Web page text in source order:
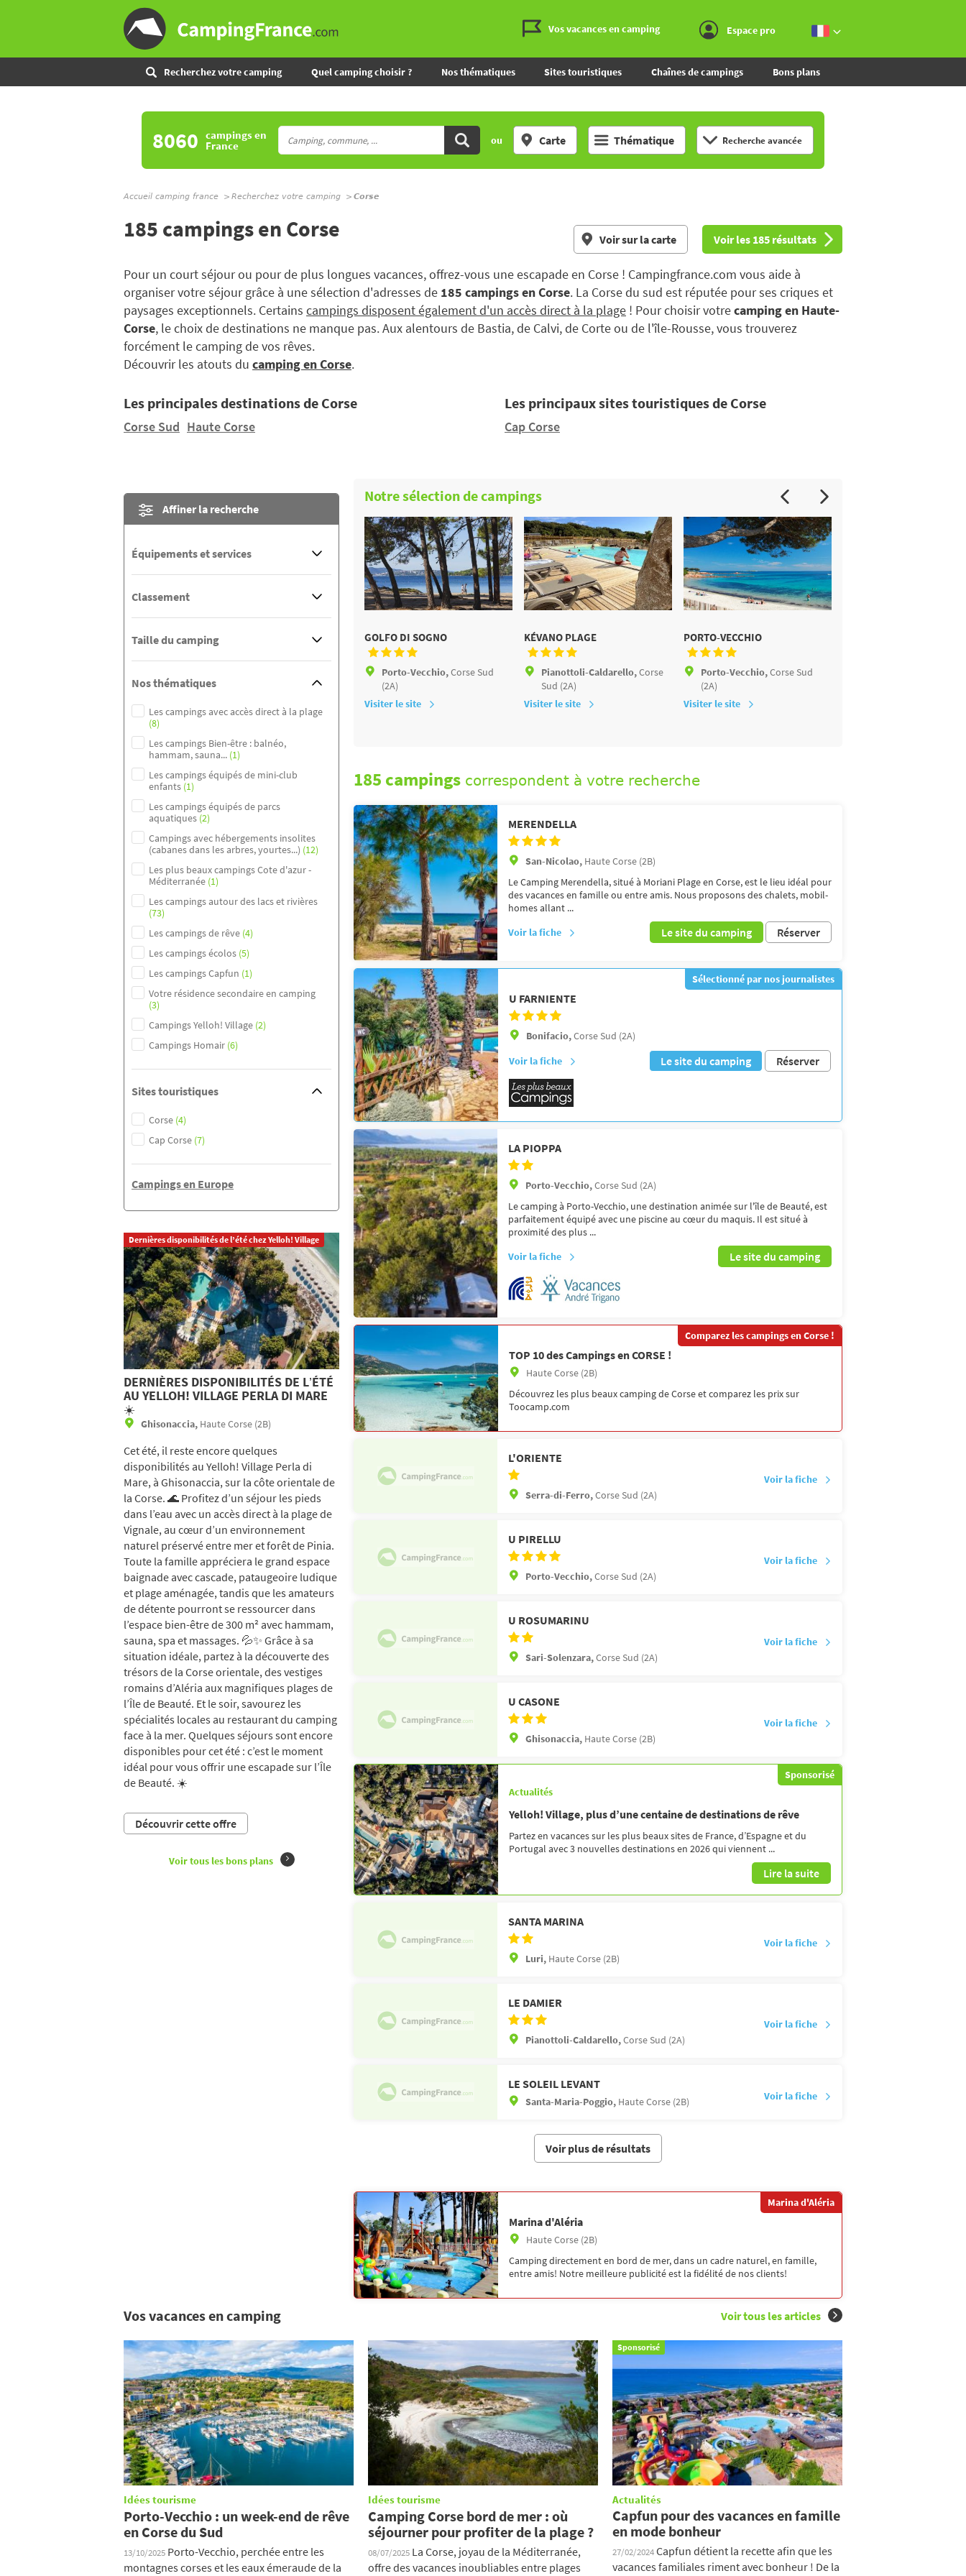
Vos vacances en camping Espace pro
Recherchez votre camping Quel camping choisir ? Nos thématiques Sites touristiques Chaînes de campings Bons plans
8060 campingsen
France ou Carte Thématique Recherche avancée
Accueil camping france Recherchez votre camping Corse
185 campings en Corse Voir sur la carte Voir les 185 résultats
Pour un court séjour ou pour de plus longues vacances, offrez-vous une escapade en Corse ! Campingfrance.com vous aide à
organiser votre séjour grâce à une sélection d'adresses de 185 campings en Corse. La Corse du sud est réputée pour ses criques et
paysages exceptionnels. Certains campings disposent également d'un accès direct à la plage ! Pour choisir votrecamping en Haute-
Corse, le choix de destinations ne manque pas. Aux alentours de Bastia, de Calvi, de Corte ou de l'île-Rousse, vous trouverez
forcément le camping de vos rêves.
Découvrir les atouts du camping en Corse.
Les principales destinations de Corse
Corse Sud Haute Corse
Les principaux sites touristiques de Corse
Cap Corse
Affiner la recherche
Équipements et services
Classement
Taille du camping
Nos thématiques
Les campings avec accès direct à la plage
(8)
Les campings Bien-être : balnéo,
hammam, sauna... (1)
Les campings équipés de mini-club
enfants (1)
Les campings équipés de parcs
aquatiques (2)
Campings avec hébergements insolites
(cabanes dans les arbres, yourtes...) (12)
Les plus beaux campings Cote d'azur -
Méditerranée (1)
Les campings autour des lacs et rivières
(73)
Les campings de rêve (4)
Les campings écolos (5)
Les campings Capfun (1)
Votre résidence secondaire en camping
(3)
Campings Yelloh! Village (2)
Campings Homair (6)
Sites touristiques
Corse (4)
Cap Corse (7)
Campings en Europe
Dernières disponibilités de l’été chez Yelloh! Village
DERNIÈRES DISPONIBILITÉS DE L’ÉTÉ
AU YELLOH! VILLAGE PERLA DI MARE
☀️
Ghisonaccia, Haute Corse (2B)
Cet été, il reste encore quelques
disponibilités au Yelloh! Village Perla di
Mare, à Ghisonaccia, sur la côte orientale de
la Corse. 🌊 Profitez d’un séjour les pieds
dans l’eau avec un accès direct à la plage de
Vignale, au cœur d’un environnement
naturel préservé entre mer et forêt de Pinia.
Toute la famille appréciera le grand espace
baignade avec cascade, pataugeoire ludique
et plage aménagée, tandis que les amateurs
de détente pourront se ressourcer dans
l’espace bien-être de 300 m² avec hammam,
sauna, spa et massages. 💦✨ Grâce à sa
situation idéale, partez à la découverte des
trésors de la Corse orientale, des vestiges
romains d’Aléria aux magnifiques plages de
l’Île de Beauté. Et le soir, savourez les
spécialités locales au restaurant du camping
face à la mer. Quelques séjours sont encore
disponibles pour cet été : c’est le moment
idéal pour vous offrir une escapade sur l’Île
de Beauté. ☀️
Découvrir cette offre
Voir tous les bons plans
Notre sélection de campings
GOLFO DI SOGNO
Porto-Vecchio,Corse Sud
(2A)
Visiter le site
KÉVANO PLAGE
Pianottoli-Caldarello,Corse
Sud (2A)
Visiter le site
PORTO-VECCHIO
Porto-Vecchio,Corse Sud
(2A)
Visiter le site
185 campings correspondent à votre recherche
MERENDELLA
San-Nicolao, Haute Corse (2B)
Le Camping Merendella, situé à Moriani Plage en Corse, est le lieu idéal pour
des vacances en famille ou entre amis. Nous proposons des chalets, mobil-
homes allant ...
Voir la fiche
Le site du camping Réserver
Sélectionné par nos journalistes
U FARNIENTE
Bonifacio,Corse Sud (2A)
Voir la fiche
Le site du camping Réserver
LA PIOPPA
Porto-Vecchio,Corse Sud (2A)
Le camping à Porto-Vecchio, une destination animée sur l'île de Beauté, est
parfaitement équipé avec une piscine au cœur du maquis. Il est situé à
proximité des plus ...
Voir la fiche
Le site du camping
Comparez les campings en Corse !
TOP 10 des Campings en CORSE !
Haute Corse (2B)
Découvrez les plus beaux camping de Corse et comparez les prix sur
Toocamp.com
L'ORIENTE
Serra-di-Ferro,Corse Sud (2A)
Voir la fiche
U PIRELLU
Porto-Vecchio,Corse Sud (2A)
Voir la fiche
U ROSUMARINU
Sari-Solenzara,Corse Sud (2A)
Voir la fiche
U CASONE
Ghisonaccia, Haute Corse (2B)
Voir la fiche
Sponsorisé
Actualités
Yelloh! Village, plus d’une centaine de destinations de rêve
Partez en vacances sur les plus beaux sites de France, d’Espagne et du
Portugal avec 3 nouvelles destinations en 2026 qui viennent ...
Lire la suite
SANTA MARINA
Luri, Haute Corse (2B)
Voir la fiche
LE DAMIER
Pianottoli-Caldarello,Corse Sud (2A)
Voir la fiche
LE SOLEIL LEVANT
Santa-Maria-Poggio, Haute Corse (2B) Voir la fiche
Voir plus de résultats
Marina d'Aléria
Marina d'Aléria
Haute Corse (2B)
Camping directement en bord de mer, dans un cadre naturel, en famille,
entre amis! Notre meilleure publicité est la fidélité de nos clients!
Vos vacances en camping Voir tous les articles
Idées tourisme
Porto-Vecchio : un week-end de rêve
en Corse du Sud
13/10/2025 Porto-Vecchio, perchée entre les
montagnes corses et les eaux émeraude de la
Idées tourisme
Camping Corse bord de mer : où
séjourner pour profiter de la plage ?
08/07/2025 La Corse, joyau de la Méditerranée,
offre des vacances inoubliables entre plages
Sponsorisé
Actualités
Capfun pour des vacances en famille
en mode bonheur
27/02/2024Capfun détient la recette afin que les
vacances familiales riment avec bonheur ! De la